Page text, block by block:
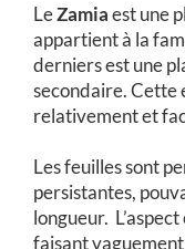
LeZamiaest une
appartient à la
derniers est une
secondaire. Cette
relativement et
Les feuilles sont
persistantes,
longueur.
faisant